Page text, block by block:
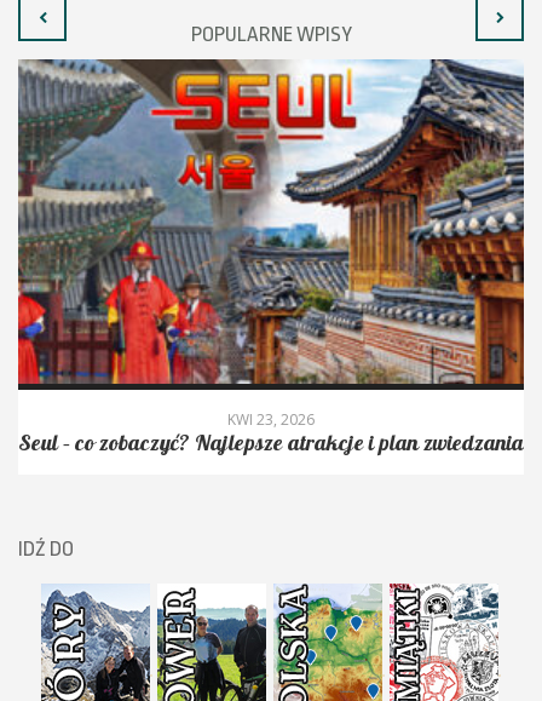
POPULARNE WPISY
KWI 23, 2026
Seul – co zobaczyć? Najlepsze atrakcje i plan zwiedzania
IDŹ DO